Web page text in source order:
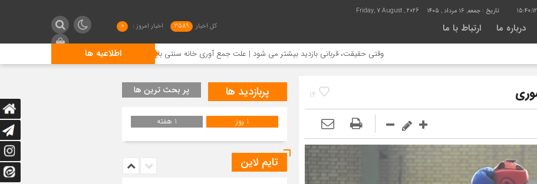
15:40:13 تاریخ : جمعه, ۱۶ مرداد , ۱۴۰۵ Friday, 7 August , 2026
درباره ما ارتباط با ما کل اخبار 3589 اخبار امروز : 0
اطلاعیه هاوقتی حقیقت، قربانی بازدید بیشتر می شود | علت جمع آوری خانه سنتی باغ ملی لاهیجان چیست؟
14 پربازدید ها پر بحث ترین ها
1 روز 1 هفته
تایم لاین